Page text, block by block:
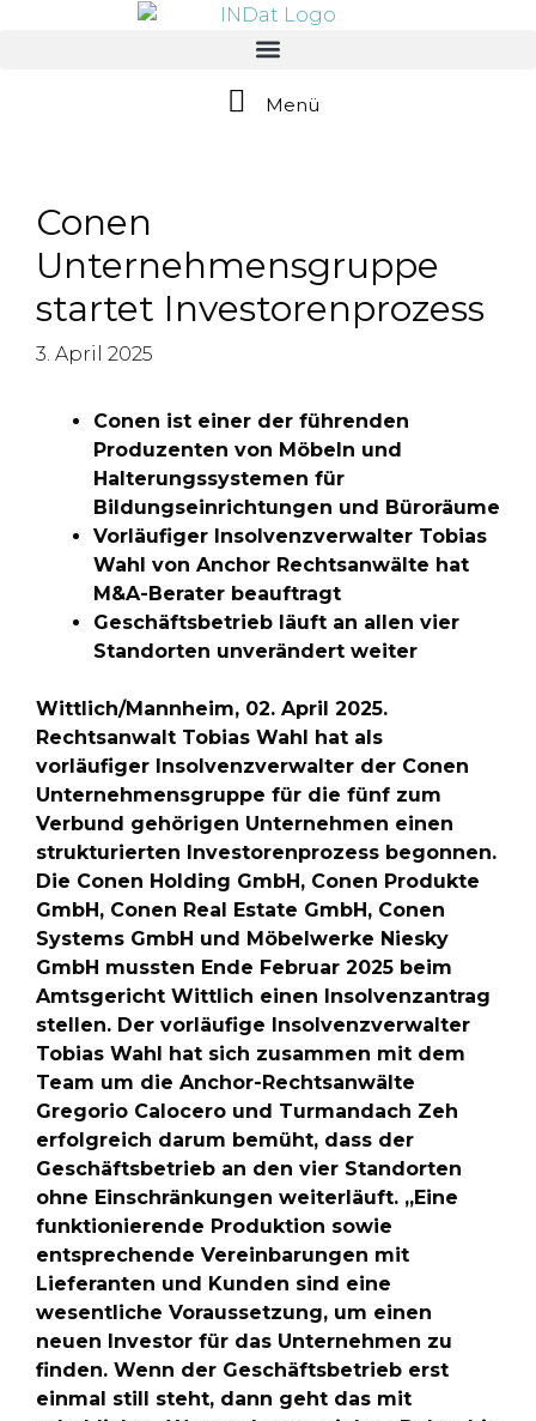
Menü
Conen
Unternehmensgruppe
startet Investorenprozess
3. April 2025
Conen ist einer der führenden
Produzenten von Möbeln und
Halterungssystemen für
Bildungseinrichtungen und Büroräume
Vorläufiger Insolvenzverwalter Tobias
Wahl von Anchor Rechtsanwälte hat
M&A-Berater beauftragt
Geschäftsbetrieb läuft an allen vier
Standorten unverändert weiter
Wittlich/Mannheim, 02. April 2025.
Rechtsanwalt Tobias Wahl hat als
vorläufiger Insolvenzverwalter der Conen
Unternehmensgruppe für die fünf zum
Verbund gehörigen Unternehmen einen
strukturierten Investorenprozess begonnen.
Die Conen Holding GmbH, Conen Produkte
GmbH, Conen Real Estate GmbH, Conen
Systems GmbH und Möbelwerke Niesky
GmbH mussten Ende Februar 2025 beim
Amtsgericht Wittlich einen Insolvenzantrag
stellen. Der vorläufige Insolvenzverwalter
Tobias Wahl hat sich zusammen mit dem
Team um die Anchor-Rechtsanwälte
Gregorio Calocero und Turmandach Zeh
erfolgreich darum bemüht, dass der
Geschäftsbetrieb an den vier Standorten
ohne Einschränkungen weiterläuft. „Eine
funktionierende Produktion sowie
entsprechende Vereinbarungen mit
Lieferanten und Kunden sind eine
wesentliche Voraussetzung, um einen
neuen Investor für das Unternehmen zu
finden. Wenn der Geschäftsbetrieb erst
einmal still steht, dann geht das mit